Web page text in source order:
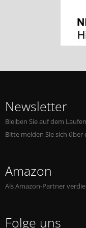
Newsletter
Bleiben Sie auf dem
Bitte melden Sie sich über
Amazon
Als Amazon-Partner
Folge uns